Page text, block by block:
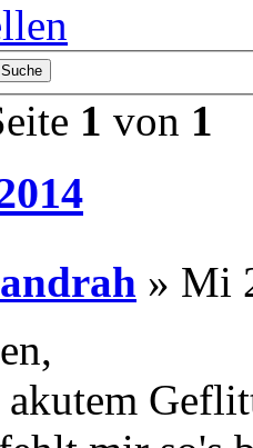
1 von 1
» Mi